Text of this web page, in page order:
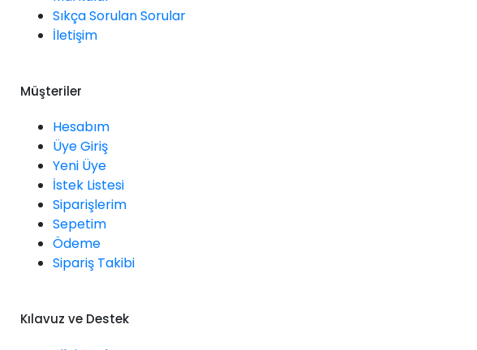
Sıkça Sorulan Sorular
İletişim
Müşteriler
Hesabım
Üye Giriş
Yeni Üye
İstek Listesi
Siparişlerim
Sepetim
Ödeme
Sipariş Takibi
Kılavuz ve Destek